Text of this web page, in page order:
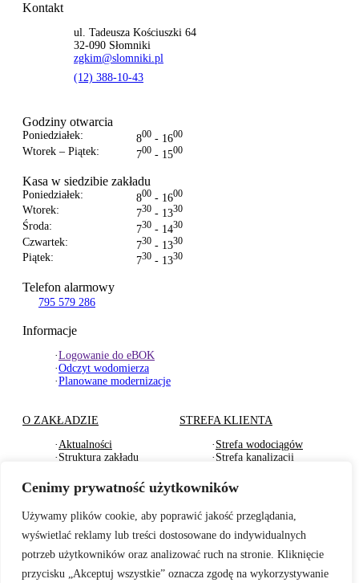
Cenimy prywatność użytkowników
Używamy plików cookie, aby poprawić jakość przeglądania,
wyświetlać reklamy lub treści dostosowane do indywidualnych
potrzeb użytkowników oraz analizować ruch na stronie. Kliknięcie
przycisku „Akceptuj wszystkie” oznacza zgodę na wykorzystywanie
Kontakt
ul. Tadeusza Kościuszki 64
32-090 Słomniki
zgkim@slomniki.pl
(12) 388-10-43
Godziny otwarcia
Poniedziałek: 800 - 1600
Wtorek – Piątek: 700 - 1500
Kasa w siedzibie zakładu
Poniedziałek: 800 - 1600
Wtorek: 730 - 1330
Środa: 730 - 1430
Czwartek: 730 - 1330
Piątek: 730 - 1330
Telefon alarmowy
795 579 286
Informacje
·Logowanie do eBOK
·Odczyt wodomierza
·Planowane modernizacje
O ZAKŁADZIE
· Aktualności
· Struktura zakładu
·Oferty pracy
STREFA KLIENTA
· Strefa wodociągów
· Strefa kanalizacji
komunalnych
·Strefa odbioru odpadów
BADANIA WODY
·Badania wewnętrzne wody
TARYFY I CENNIKI
·Za zbiorowe zaopatrzenie